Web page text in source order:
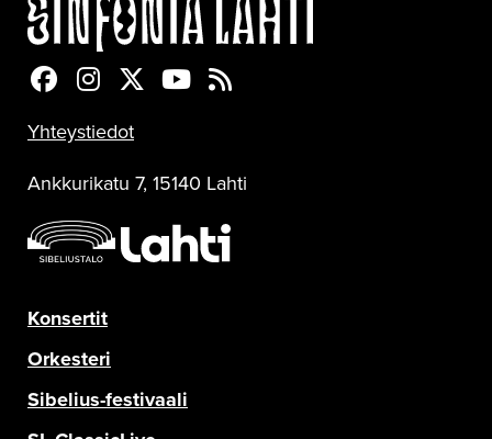
Sinfonia Lahti Facebookissa
Sinfonia Lahti Instagramissa
Sinfonia Lahti Twitterissä
Sinfonia Lahti YouTubessa
Sinfonia Lahti RSS-feed
Yhteystiedot
Ankkurikatu 7, 15140 Lahti
Konsertit
Orkesteri
Sibelius-festivaali